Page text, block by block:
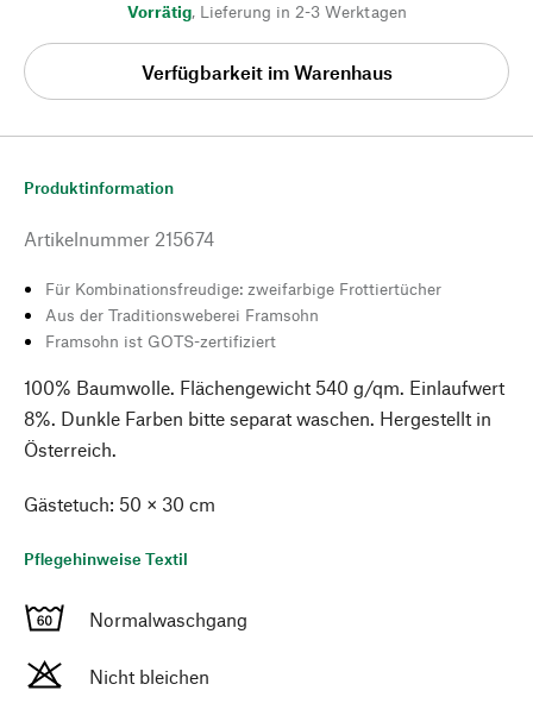
Vorrätig, Lieferung in 2-3 Werktagen
Verfügbarkeit im Warenhaus
Produktinformation
Artikelnummer 215674
Für Kombinationsfreudige: zweifarbige Frottiertücher
Aus der Traditionsweberei Framsohn
Framsohn ist GOTS-zertifiziert
100% Baumwolle. Flächengewicht 540 g/qm. Einlaufwert
8%. Dunkle Farben bitte separat waschen. Hergestellt in
Österreich.
Gästetuch: 50 × 30 cm
Pflegehinweise Textil
Normalwaschgang
Nicht bleichen